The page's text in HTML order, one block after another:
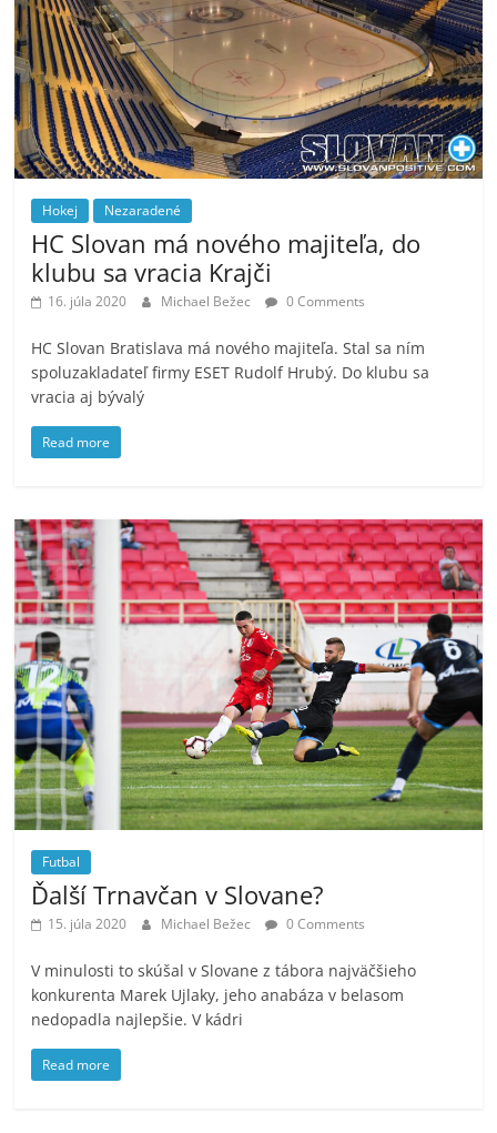
Hokej Nezaradené
HC Slovan má nového majiteľa, do
klubu sa vracia Krajči
16. júla 2020 Michael Bežec 0 Comments
HC Slovan Bratislava má nového majiteľa. Stal sa ním
spoluzakladateľ firmy ESET Rudolf Hrubý. Do klubu sa
vracia aj bývalý
Read more
Futbal
Ďalší Trnavčan v Slovane?
15. júla 2020 Michael Bežec 0 Comments
V minulosti to skúšal v Slovane z tábora najväčšieho
konkurenta Marek Ujlaky, jeho anabáza v belasom
nedopadla najlepšie. V kádri
Read more